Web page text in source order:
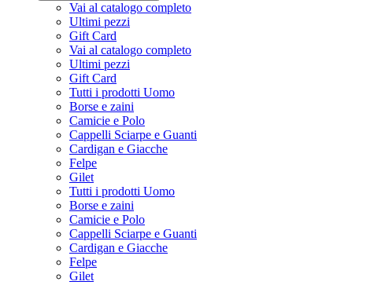
Vai al catalogo completo
Ultimi pezzi
Gift Card
Vai al catalogo completo
Ultimi pezzi
Gift Card
Tutti i prodotti Uomo
Borse e zaini
Camicie e Polo
Cappelli Sciarpe e Guanti
Cardigan e Giacche
Felpe
Gilet
Tutti i prodotti Uomo
Borse e zaini
Camicie e Polo
Cappelli Sciarpe e Guanti
Cardigan e Giacche
Felpe
Gilet